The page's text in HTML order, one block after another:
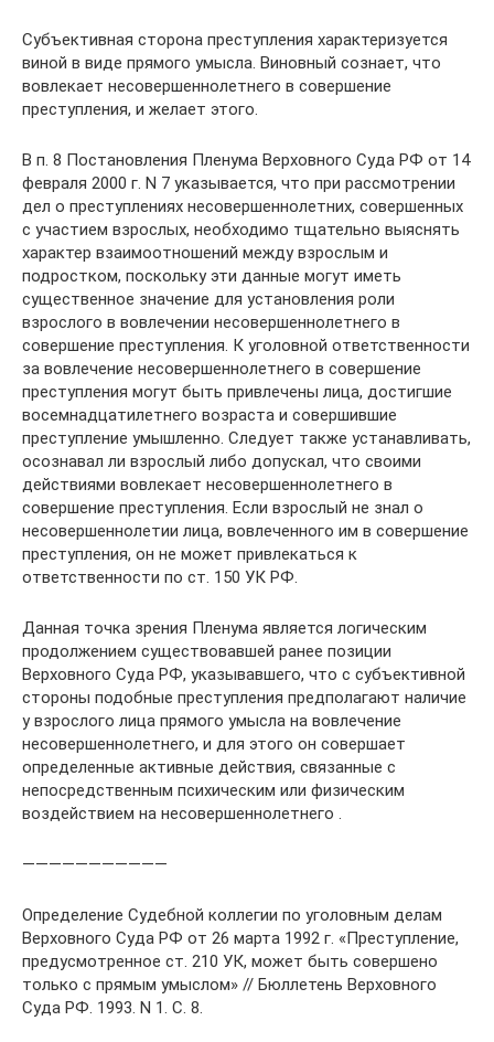
Субъективная сторона преступления характеризуется
виной в виде прямого умысла. Виновный сознает, что
вовлекает несовершеннолетнего в совершение
преступления, и желает этого.
В п. 8 Постановления Пленума Верховного Суда РФ от 14
февраля 2000 г. N 7 указывается, что при рассмотрении
дел о преступлениях несовершеннолетних, совершенных
с участием взрослых, необходимо тщательно выяснять
характер взаимоотношений между взрослым и
подростком, поскольку эти данные могут иметь
существенное значение для установления роли
взрослого в вовлечении несовершеннолетнего в
совершение преступления. К уголовной ответственности
за вовлечение несовершеннолетнего в совершение
преступления могут быть привлечены лица, достигшие
восемнадцатилетнего возраста и совершившие
преступление умышленно. Следует также устанавливать,
осознавал ли взрослый либо допускал, что своими
действиями вовлекает несовершеннолетнего в
совершение преступления. Если взрослый не знал о
несовершеннолетии лица, вовлеченного им в совершение
преступления, он не может привлекаться к
ответственности по ст. 150 УК РФ.
Данная точка зрения Пленума является логическим
продолжением существовавшей ранее позиции
Верховного Суда РФ, указывавшего, что с субъективной
стороны подобные преступления предполагают наличие
у взрослого лица прямого умысла на вовлечение
несовершеннолетнего, и для этого он совершает
определенные активные действия, связанные с
непосредственным психическим или физическим
воздействием на несовершеннолетнего .
———————————
Определение Судебной коллегии по уголовным делам
Верховного Суда РФ от 26 марта 1992 г. «Преступление,
предусмотренное ст. 210 УК, может быть совершено
только с прямым умыслом» // Бюллетень Верховного
Суда РФ. 1993. N 1. С. 8.